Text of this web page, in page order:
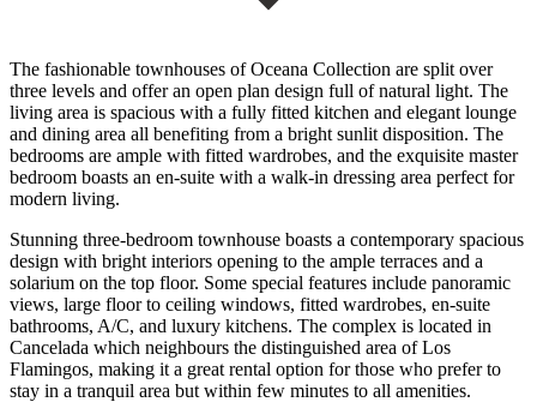
The fashionable townhouses of Oceana Collection are split over
three levels and offer an open plan design full of natural light. The
living area is spacious with a fully fitted kitchen and elegant lounge
and dining area all benefiting from a bright sunlit disposition. The
bedrooms are ample with fitted wardrobes, and the exquisite master
bedroom boasts an en-suite with a walk-in dressing area perfect for
modern living.
Stunning three-bedroom townhouse boasts a contemporary spacious
design with bright interiors opening to the ample terraces and a
solarium on the top floor. Some special features include panoramic
views, large floor to ceiling windows, fitted wardrobes, en-suite
bathrooms, A/C, and luxury kitchens. The complex is located in
Cancelada which neighbours the distinguished area of Los
Flamingos, making it a great rental option for those who prefer to
stay in a tranquil area but within ‌few ‌minutes ‌to ‌all amenities.